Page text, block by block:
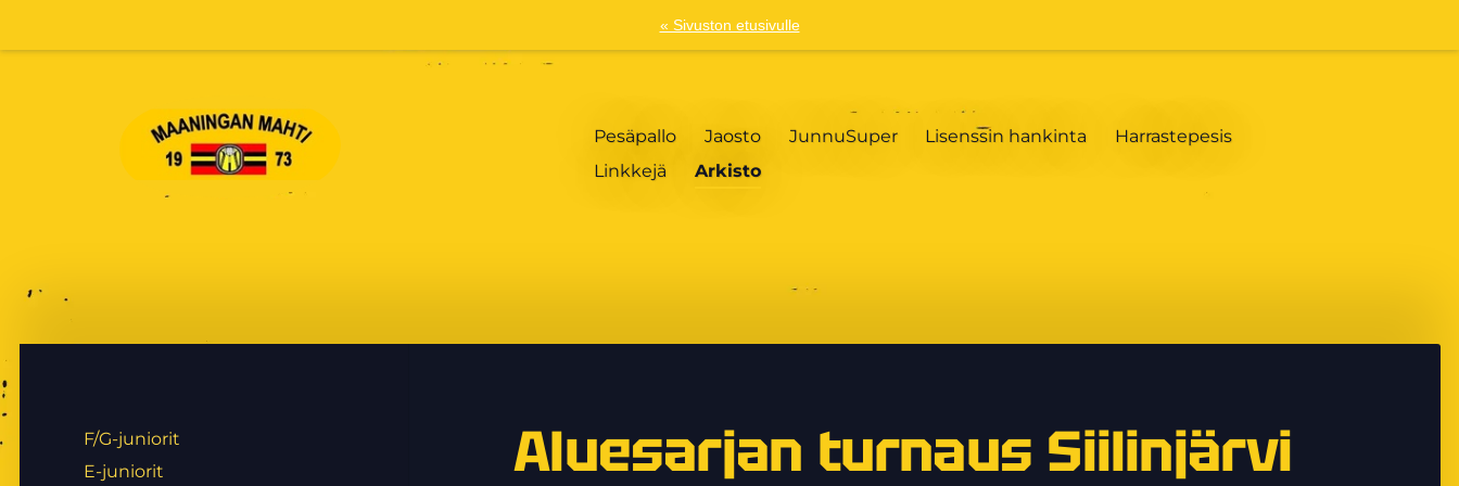
sivun
« Sivuston etusivulle
Maaningan Mahti
Pesäpallo Jaosto JunnuSuper Lisenssin hankinta
Harrastepesis
Linkkejä
Arkisto
F/G-juniorit
E-juniorit
Aluesarjan turnaus Siilinjärvi